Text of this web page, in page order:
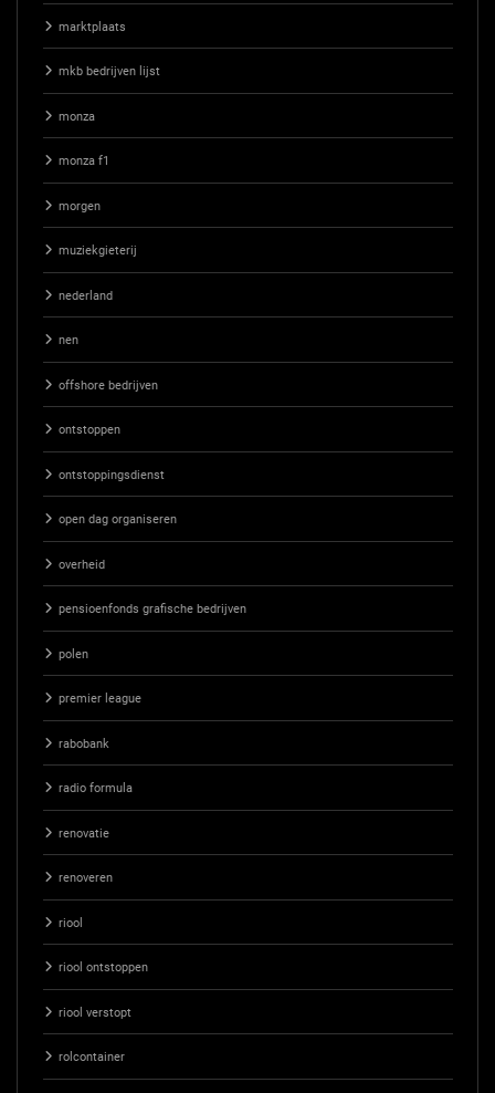
marktplaats
mkb bedrijven lijst
monza
monza f1
morgen
muziekgieterij
nederland
nen
offshore bedrijven
ontstoppen
ontstoppingsdienst
open dag organiseren
overheid
pensioenfonds grafische bedrijven
polen
premier league
rabobank
radio formula
renovatie
renoveren
riool
riool ontstoppen
riool verstopt
rolcontainer